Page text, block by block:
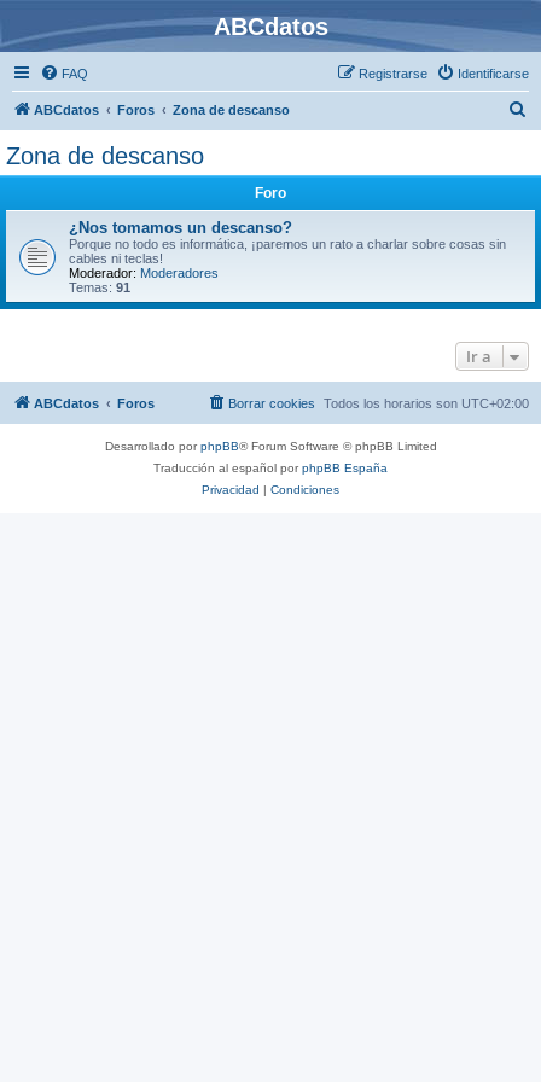
ABCdatos
FAQ Identificarse
Registrarse
ABCdatos Foros Zona de descanso
Zona de descanso
Foro
¿Nos tomamos un descanso?
Porque no todo es informática, ¡paremos un rato a charlar sobre cosas sin
cables ni teclas!
Moderador: Moderadores
Temas: 91
Ir a
ABCdatos Foros Todos los horarios son UTC+02:00
Borrar cookies
Desarrollado porphpBB® Forum Software © phpBB Limited
Traducción al español porphpBB España
Privacidad | Condiciones